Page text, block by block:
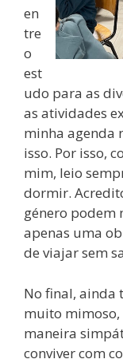
en
tre
o
est
udo para as
as atividades
minha agenda
isso. Por isso,
mim, leio
dormir.
género podem
apenas uma
de viajar sem
No final, ainda
muito mimoso,
maneira
conviver com